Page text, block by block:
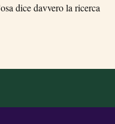
dice davvero la ricerca